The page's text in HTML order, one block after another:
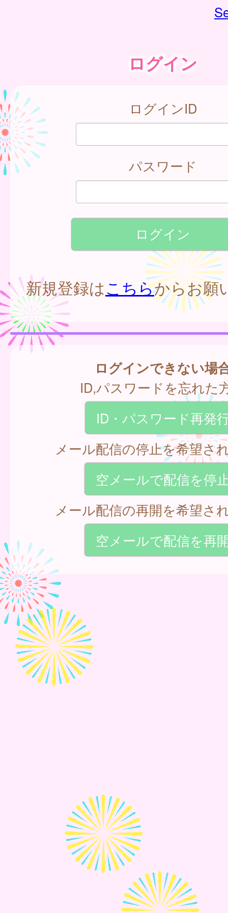
ログイン
ログインID
パスワード
新規登録はこちらからお願
ログインできない場
ID,パスワードを忘れた
ID・パスワード再発
メール配信の停止を希望さ
空メールで配信を停
メール配信の再開を希望さ
空メールで配信を再